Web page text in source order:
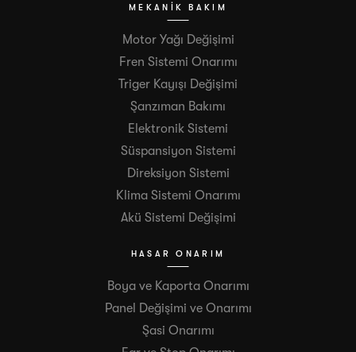
MEKANIK BAKIM
Motor Yağı Değişimi
Fren Sistemi Onarımı
Triger Kayışı Değişimi
Şanzıman Bakımı
Elektronik Sistemi
Süspansiyon Sistemi
Direksiyon Sistemi
Klima Sistemi Onarımı
Akü Sistemi Değişimi
HASAR ONARIM
Boya ve Kaporta Onarımı
Panel Değişimi ve Onarımı
Şasi Onarımı